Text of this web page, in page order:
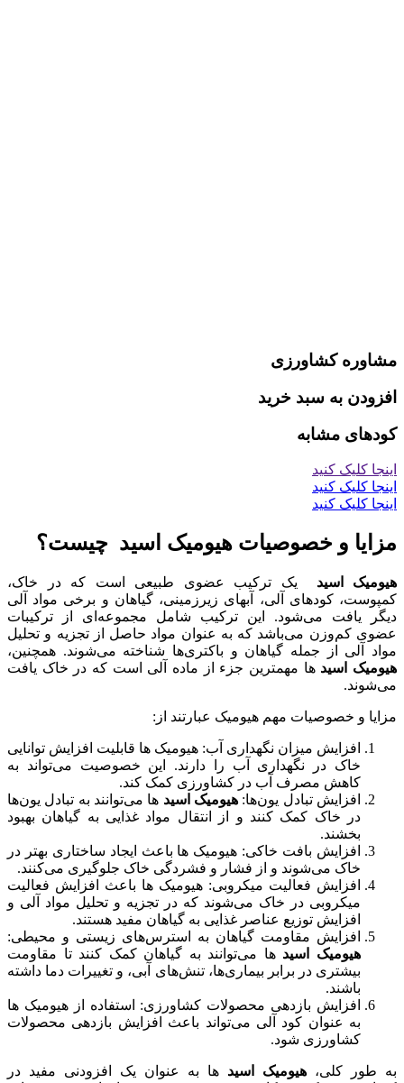
مشاوره کشاورزی
افزودن به سبد خرید
کودهای مشابه
اینجا کلیک کنید
اینجا کلیک کنید
اینجا کلیک کنید
مزایا و خصوصیات هیومیک اسید چیست؟
هیومیک اسید یک ترکیب عضوی طبیعی است که در خاک،
کمپوست، کودهای آلی، آبهای زیرزمینی، گیاهان و برخی مواد آلی
دیگر یافت می‌شود. این ترکیب شامل مجموعه‌ای از ترکیبات
عضوی کم‌وزن می‌باشد که به عنوان مواد حاصل از تجزیه و تحلیل
مواد آلی از جمله گیاهان و باکتری‌ها شناخته می‌شوند. همچنین،
هیومیک اسید ها مهمترین جزء از ماده آلی است که در خاک یافت
می‌شوند.
مزایا و خصوصیات مهم هیومیک عبارتند از:
افزایش میزان نگهداری آب: هیومیک ها قابلیت افزایش توانایی
خاک در نگهداری آب را دارند. این خصوصیت می‌تواند به
کاهش مصرف آب در کشاورزی کمک کند.
افزایش تبادل یون‌ها: هیومیک اسید ها می‌توانند به تبادل یون‌ها
در خاک کمک کنند و از انتقال مواد غذایی به گیاهان بهبود
بخشند.
افزایش بافت خاکی: هیومیک ها باعث ایجاد ساختاری بهتر در
خاک می‌شوند و از فشار و فشردگی خاک جلوگیری می‌کنند.
افزایش فعالیت میکروبی: هیومیک ها باعث افزایش فعالیت
میکروبی در خاک می‌شوند که در تجزیه و تحلیل مواد آلی و
افزایش توزیع عناصر غذایی به گیاهان مفید هستند.
افزایش مقاومت گیاهان به استرس‌های زیستی و محیطی:
هیومیک اسید ها می‌توانند به گیاهان کمک کنند تا مقاومت
بیشتری در برابر بیماری‌ها، تنش‌های آبی، و تغییرات دما داشته
باشند.
افزایش بازدهی محصولات کشاورزی: استفاده از هیومیک ها
به عنوان کود آلی می‌تواند باعث افزایش بازدهی محصولات
کشاورزی شود.
به طور کلی، هیومیک اسید ها به عنوان یک افزودنی مفید در